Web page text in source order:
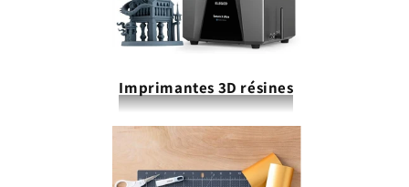
Imprimantes 3D résines